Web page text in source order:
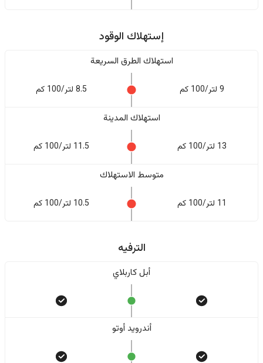
إستهلاك الوقود
استهلاك الطرق السريعة
9 لتر/100 كم 8.5 لتر/100 كم
استهلاك المدينة
13 لتر/100 كم 11.5 لتر/100 كم
متوسط الاستهلاك
11 لتر/100 كم 10.5 لتر/100 كم
الترفيه
أبل كاربلاي
أندرويد أوتو